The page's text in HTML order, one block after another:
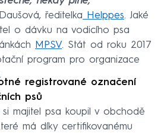
ředitelka Helppes. Jaké
o dávku na vodicího psa
MPSV. Stát od roku 2017
program pro organizace
registrované označení
psů
si majitel psa koupil v obchodě
má díky certifikovanému